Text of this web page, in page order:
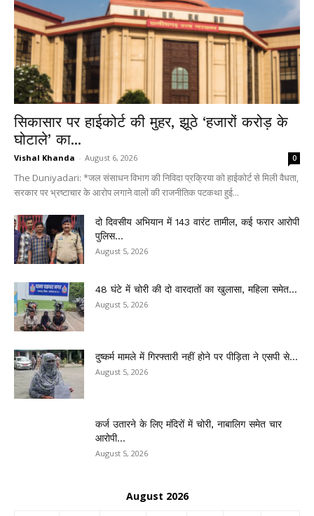
सिकासार पर हाईकोर्ट की मुहर, झूठे ‘हजारों करोड़ के
घोटाले’ का...
Vishal Khanda - August 6, 2026 0
The Duniyadari: *जल संसाधन विभाग की निविदा प्रक्रिया को हाईकोर्ट से मिली वैधता,
सरकार पर भ्रष्टाचार के आरोप लगाने वालों की राजनीतिक पटकथा हुई...
दो दिवसीय अभियान में 143 वारंट तामील, कई फरार आरोपी
पुलिस...
August 5, 2026
48 घंटे में चोरी की दो वारदातों का खुलासा, महिला समेत...
August 5, 2026
दुष्कर्म मामले में गिरफ्तारी नहीं होने पर पीड़िता ने एसपी से...
August 5, 2026
कर्ज उतारने के लिए मंदिरों में चोरी, नाबालिग समेत चार
आरोपी...
August 5, 2026
August 2026